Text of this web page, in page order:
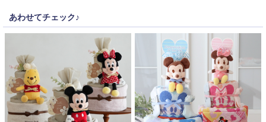
あわせてチェック♪